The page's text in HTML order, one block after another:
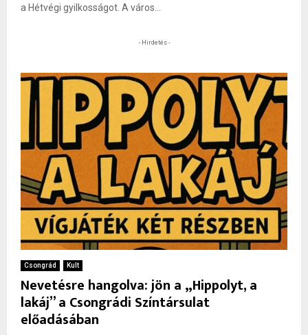
a Hétvégi gyilkosságot. A város...
- Hirdetés -
Csongrád Kult
Nevetésre hangolva: jön a „Hippolyt, a
lakáj” a Csongrádi Színtársulat
előadásában